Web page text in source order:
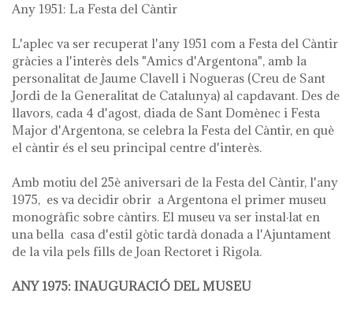
Any 1951: La Festa del Càntir
L'aplec va ser recuperat l'any 1951 com a Festa del Càntir
gràcies a l'interès dels "Amics d'Argentona", amb la
personalitat de Jaume Clavell i Nogueras (Creu de Sant
Jordi de la Generalitat de Catalunya) al capdavant. Des de
llavors, cada 4 d'agost, diada de Sant Domènec i Festa
Major d'Argentona, se celebra la Festa del Càntir, en què
el càntir és el seu principal centre d'interès.
Amb motiu del 25è aniversari de la Festa del Càntir, l'any
1975, es va decidir obrir a Argentona el primer museu
monogràfic sobre càntirs. El museu va ser instal·lat en
una bella casa d'estil gòtic tardà donada a l'Ajuntament
de la vila pels fills de Joan Rectoret i Rigola.
ANY 1975: INAUGURACIÓ DEL MUSEU